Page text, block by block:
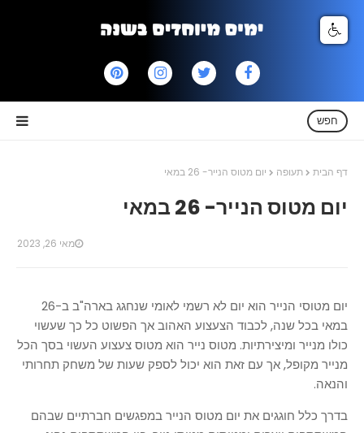
חפש
דף הבית תעופה יום מטוס הנייר- 26 במאי
יום מטוס הנייר- 26 במאי
מאי 26, 2023
יום מטוסי הנייר הוא יום לא רשמי לאומי שנחגג בארה"ב ב-26
במאי בכל שנה, לכבוד הצעצוע האהוב אך הפשוט כל כך שעשוי
כולו מנייר ומיצירתיות. מטוס נייר הוא מטוס צעצוע העשוי בסך הכל
מנייר מקופל, אך עם זאת הוא יכול לספק שעות של משחק תחרותי
והנאה.
בדרך כלל חוגגים את יום מטוס הנייר במפגשים חברתיים שבהם